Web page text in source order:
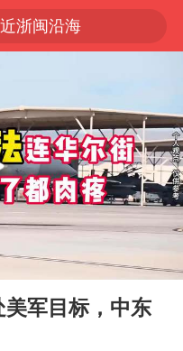
浙闽沿海
“白海豚”来了！第一批飞机已绑好
眼壁置换
横滨赛决赛
铁高架段临时停运
学教师减少13.19万
浙江海域将现5到8米巨浪到狂浪
泽连斯基有何意图
军目标，中东